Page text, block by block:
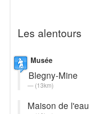
Les alentours
Musée
Blegny-Mine
(13km)
Maison de l'eau